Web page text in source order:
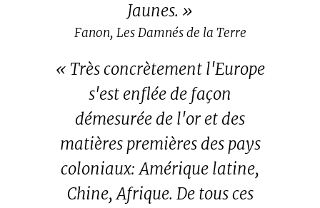
Jaunes. »
Fanon, Les Damnés de la Terre
« Très concrètement l'Europe
s'est enflée de façon
démesurée de l'or et des
matières premières des pays
coloniaux: Amérique latine,
Chine, Afrique. De tous ces